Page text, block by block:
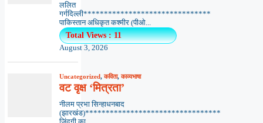
ललित
गर्गदिल्ली*******************************
पाकिस्तान अधिकृत कश्मीर (पीओ...
Total Views : 11
August 3, 2026
Uncategorized,कविता,काव्यभाषा
वट वृक्ष ‘मित्रता’
नीलम प्रभा सिन्हाधनबाद
(झारखंड)*********************************